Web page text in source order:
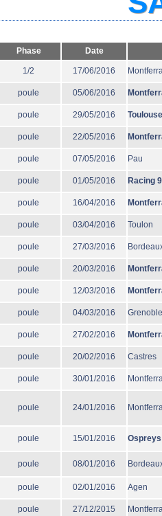
Phase Date
1/2 17/06/2016
poule 05/06/2016
poule 29/05/2016 Toulouse
poule 22/05/2016
poule 07/05/2016 Pau
poule 01/05/2016 Racing
poule 16/04/2016
poule 03/04/2016 Toulon
poule 27/03/2016
poule 20/03/2016
poule 12/03/2016
poule 04/03/2016 Grenoble
poule 27/02/2016
poule 20/02/2016 Castres
poule 30/01/2016
poule 24/01/2016
poule 15/01/2016 Ospreys
poule 08/01/2016
poule 02/01/2016 Agen
poule 27/12/2015